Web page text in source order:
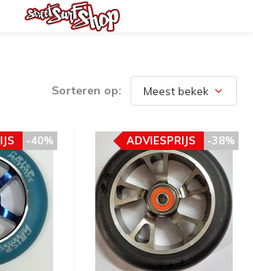
Sorteren op:
-40% -38%
ADVIESPRIJS